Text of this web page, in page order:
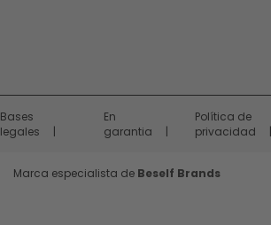
Bases
legales
En
garantia
Política de
privacidad
Marca especialista de Beself Brands